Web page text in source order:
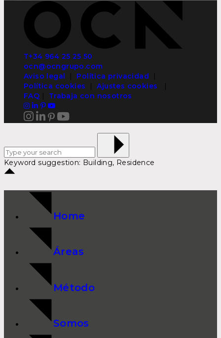
T+34 964 25 25 50
ocn@ocngrupo.com
Aviso legal | Política privacidad |
Política cookies |Ajustes cookies
|
FAQ | Trabaja con nosotros
Keyword suggestion: Building, Residence
Home
Áreas
Método
Somos